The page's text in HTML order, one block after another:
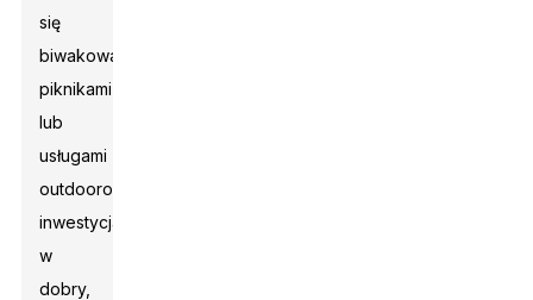
się
biwakowaniem,
piknikami
lub
usługami
outdoorowymi,
inwestycja
w
dobry,